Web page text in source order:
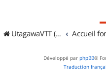
UtagawaVTT (Randos VTT et VTTAE avec traces GPS) Accueil
Développé par phpBB®
Traduction